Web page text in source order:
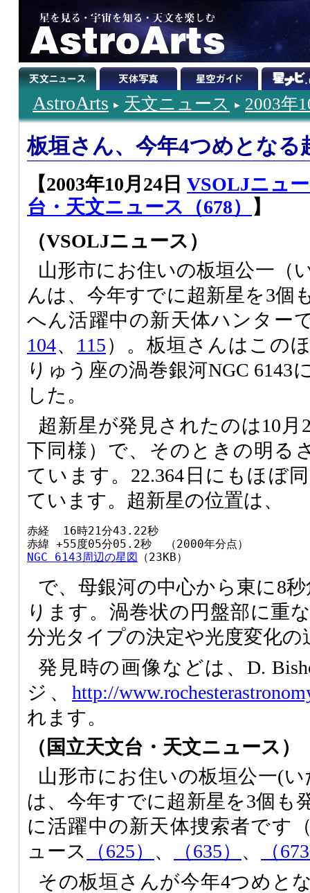
AstroArts 天文ニュース 2003年
板垣さん、今年4つめとなる
【2003年10月24日 VSOLJニュ
台・天文ニュース（678）
】
（VSOLJニュース）
山形市にお住いの板垣公一（
んは、今年すでに超新星を3個
へん活躍中の新天体ハンター
104、 115）。板垣さんはこの
りゅう座の渦巻銀河NGC 6143
した。
超新星が発見されたのは10月
下同様）で、そのときの明る
ています。22.364日にもほぼ
ています。超新星の位置は、
赤経  16時21分43.22秒
NGC 6143周辺の星図 （23KB）
で、母銀河の中心から東に8
ります。渦巻状の円盤部に重
分光タイプの決定や光度変化
発見時の画像などは、D.
ジ、 http://
れます。
（国立天文台・天文ニュース）
山形市にお住いの板垣公一(
は、今年すでに超新星を3個も
に活躍中の新天体捜索者です
ュース
（625） 、 （635） 、
（
その板垣さんが今年4つめと